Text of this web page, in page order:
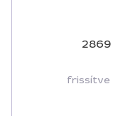
frissítve